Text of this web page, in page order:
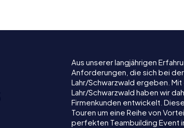
Aus unserer langjährigen
Anforderungen, die sich bei
Lahr/Schwarzwald ergeben.
Lahr/Schwarzwald haben wir
Firmenkunden entwickelt.
Touren um eine Reihe von
perfekten Teambuilding Event